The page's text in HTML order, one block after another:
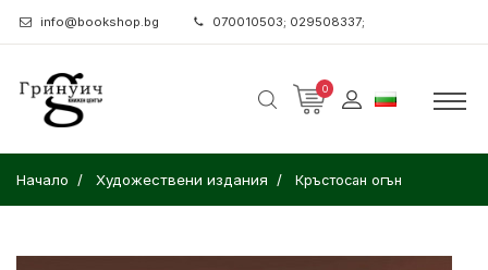
info@bookshop.bg 070010503; 029508337;
0
Начало Художествени издания Кръстосан огън